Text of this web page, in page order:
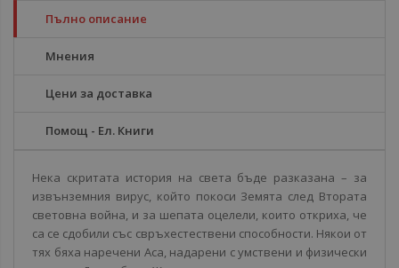
Пълно описание
Мнения
Цени за доставка
Помощ - Ел. Книги
Нека скритата история на света бъде разказана – за
извънземния вирус, който покоси Земята след Втората
световна война, и за шепата оцелели, които откриха, че
са се сдобили със свръхестествени способности. Някои от
тях бяха наречени Аса, надарени с умствени и физически